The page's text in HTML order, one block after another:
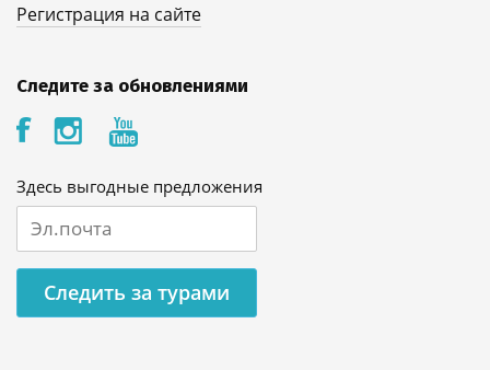
Регистрация на сайте
Следите за обновлениями
Здесь выгодные предложения
Следить за турами